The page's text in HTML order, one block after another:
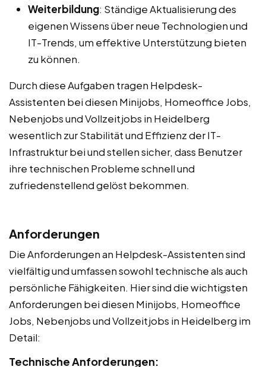
Weiterbildung: Ständige Aktualisierung des
eigenen Wissens über neue Technologien und
IT-Trends, um effektive Unterstützung bieten
zu können.
Durch diese Aufgaben tragen Helpdesk-
Assistenten bei diesen Minijobs, Homeoffice Jobs,
Nebenjobs und Vollzeitjobs in Heidelberg
wesentlich zur Stabilität und Effizienz der IT-
Infrastruktur bei und stellen sicher, dass Benutzer
ihre technischen Probleme schnell und
zufriedenstellend gelöst bekommen.
Anforderungen
Die Anforderungen an Helpdesk-Assistenten sind
vielfältig und umfassen sowohl technische als auch
persönliche Fähigkeiten. Hier sind die wichtigsten
Anforderungen bei diesen Minijobs, Homeoffice
Jobs, Nebenjobs und Vollzeitjobs in Heidelberg im
Detail:
Technische Anforderungen: